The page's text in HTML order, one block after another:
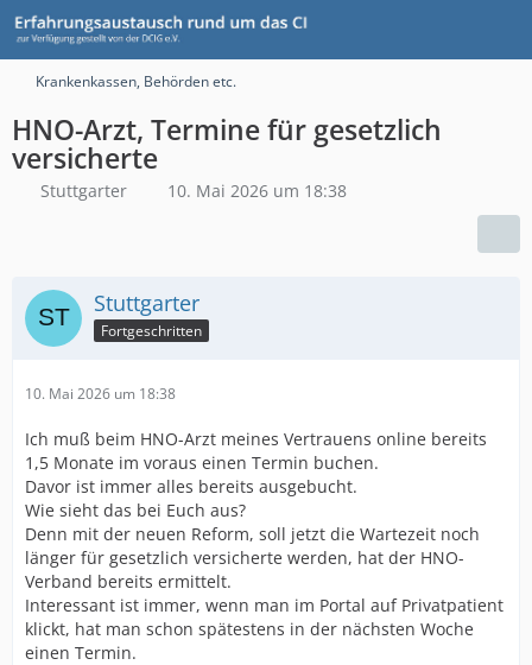
Krankenkassen, Behörden etc.
HNO-Arzt, Termine für gesetzlich
versicherte
Stuttgarter 10. Mai 2026 um 18:38
Stuttgarter
Fortgeschritten
10. Mai 2026 um 18:38
Ich muß beim HNO-Arzt meines Vertrauens online bereits
1,5 Monate im voraus einen Termin buchen.
Davor ist immer alles bereits ausgebucht.
Wie sieht das bei Euch aus?
Denn mit der neuen Reform, soll jetzt die Wartezeit noch
länger für gesetzlich versicherte werden, hat der HNO-
Verband bereits ermittelt.
Interessant ist immer, wenn man im Portal auf Privatpatient
klickt, hat man schon spätestens in der nächsten Woche
einen Termin.